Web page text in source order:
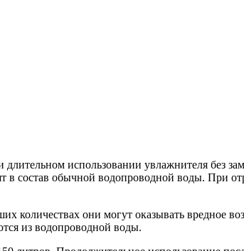
использовании увлажнителя без
в состав обычной водопроводной воды. При
количествах они могут оказывать вредное
из водопроводной воды.